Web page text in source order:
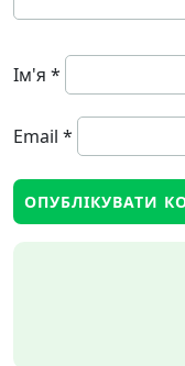
Ім'я *
Email *